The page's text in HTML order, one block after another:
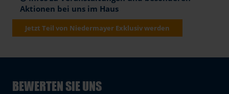
Aktionen bei uns im Haus
Jetzt Teil von Niedermayer Exklusiv werden
BEWERTEN SIE UNS